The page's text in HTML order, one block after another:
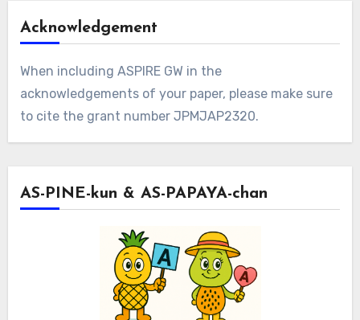
Acknowledgement
When including ASPIRE GW in the
acknowledgements of your paper, please make sure
to cite the grant number JPMJAP2320.
AS-PINE-kun & AS-PAPAYA-chan